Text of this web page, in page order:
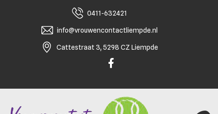
0411-632421
info@vrouwencontactliempde.nl
Cattestraat 3, 5298 CZ Liempde